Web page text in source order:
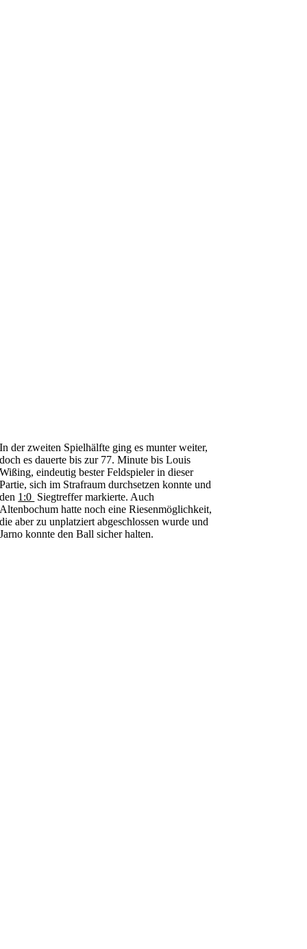
In der zweiten Spielhälfte ging es munter weiter,
doch es dauerte bis zur 77. Minute bis Louis
Wißing, eindeutig bester Feldspieler in dieser
Partie, sich im Strafraum durchsetzen konnte und
den 1:0 Siegtreffer markierte. Auch
Altenbochum hatte noch eine Riesenmöglichkeit,
die aber zu unplatziert abgeschlossen wurde und
Jarno konnte den Ball sicher halten.